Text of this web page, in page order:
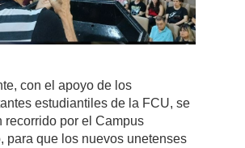
con el apoyo de los
estudiantiles de la FCU, se
recorrido por el Campus
para que los nuevos unetenses